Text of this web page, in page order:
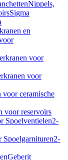
Nippels,
Sigma
en
voor
voor
ceramische
voor reservoirs
Spoelventielen2-
Spoelgarnituren2-
Geberit